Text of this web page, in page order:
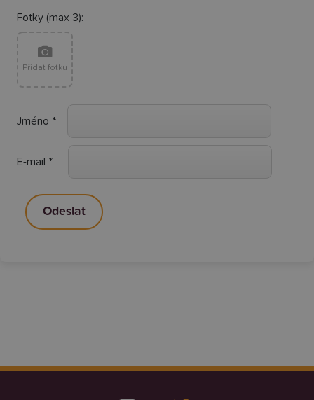
Fotky (max 3):
Přidat fotku
Jméno *
E-mail *